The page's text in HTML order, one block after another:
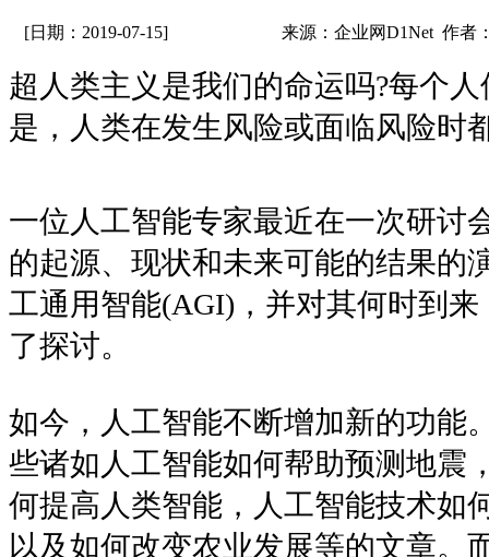
[日期：2019-07-15] 来源：企业网D1Net 作者
超人类主义是我们的命运吗?每个
是，人类在发生风险或面临风险时
一位人工智能专家最近在一次研讨
的起源、现状和未来可能的结果的
工通用智能(AGI)，并对其何时到
了探讨。
如今，人工智能不断增加新的功能
些诸如人工智能如何帮助预测地震
何提高人类智能，人工智能技术如
以及如何改变农业发展等的文章。